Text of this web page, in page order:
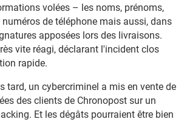
volées – les noms, prénoms,
de téléphone mais aussi, dans
apposées lors des livraisons.
vite réagi, déclarant l'incident clos
rapide.
tard, un cybercriminel a mis en vente de
des clients de Chronopost sur un
Et les dégâts pourraient être bien